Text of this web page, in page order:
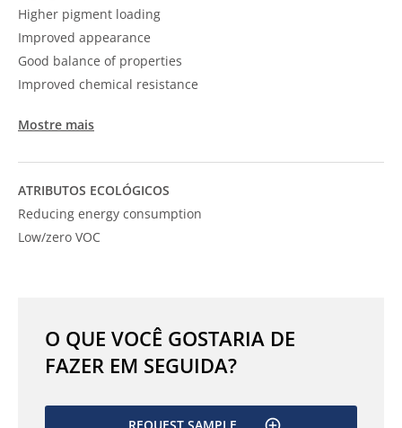
Higher pigment loading
Improved appearance
Good balance of properties
Improved chemical resistance
Mostre mais
ATRIBUTOS ECOLÓGICOS
Reducing energy consumption
Low/zero VOC
O QUE VOCÊ GOSTARIA DE
FAZER EM SEGUIDA?